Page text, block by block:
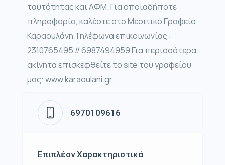
ταυτότητας και ΑΦΜ. Για οποιαδήποτε
πληροφορία, καλέστε στο Μεσιτικό Γραφείο
Καραουλάνη Τηλέφωνα επικοινωνίας :
2310765495 // 6987494959 Για περισσότερα
ακίνητα επισκεφθείτε το site του γραφείου
μας: www.karaoulani.gr
6970109616
Επιπλέον Χαρακτηριστικά